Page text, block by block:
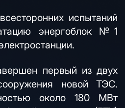
испытаний
энергоблок №1
первый из двух
новой ТЭС.
около 180 МВт